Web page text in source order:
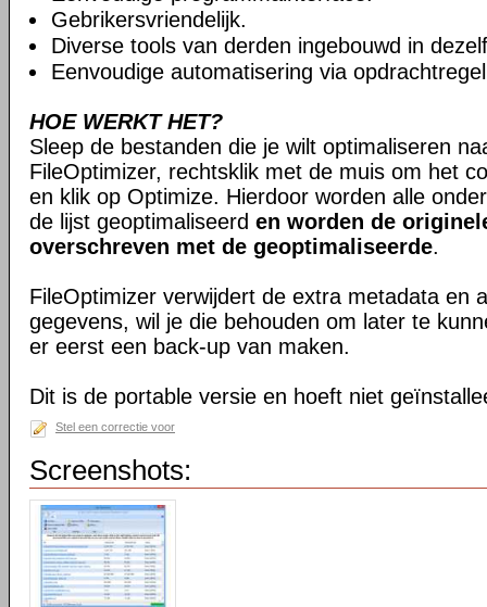
Gebrikersvriendelijk.
Diverse tools van derden ingebouwd in
Eenvoudige automatisering via
HOE WERKT HET?
Sleep de bestanden die je wilt optimaliseren
FileOptimizer, rechtsklik met de muis om het
en klik op Optimize. Hierdoor worden alle
de lijst geoptimaliseerd en worden de
overschreven met de geoptimaliseerde.
FileOptimizer verwijdert de extra metadata en
gegevens, wil je die behouden om later te
er eerst een back-up van maken.
Dit is de portable versie en hoeft niet
Stel een correctie voor
Screenshots: